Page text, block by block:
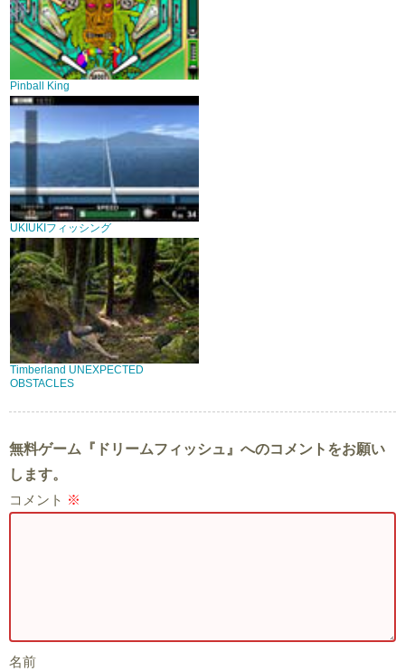
Pinball King
UKIUKIフィッシング
Timberland UNEXPECTED
OBSTACLES
無料ゲーム『ドリームフィッシュ』へのコメントをお願い
します。
コメント ※
名前